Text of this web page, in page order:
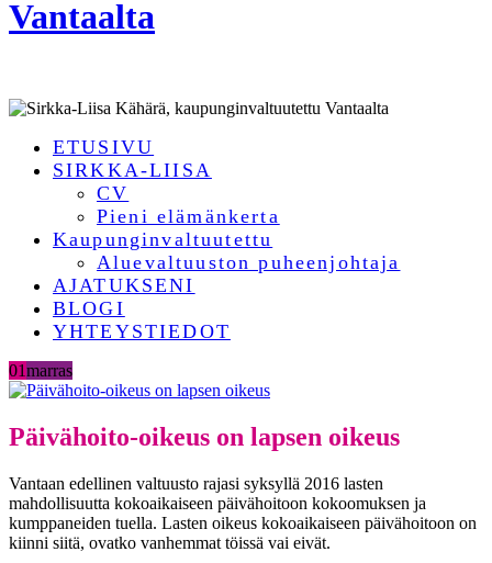
ETUSIVU
SIRKKA-LIISA
CV
Pieni elämänkerta
Kaupunginvaltuutettu
Aluevaltuuston puheenjohtaja
AJATUKSENI
BLOGI
YHTEYSTIEDOT
01marras
Päivähoito-oikeus on lapsen oikeus
Vantaan edellinen valtuusto rajasi syksyllä 2016 lasten
mahdollisuutta kokoaikaiseen päivähoitoon kokoomuksen ja
kumppaneiden tuella. Lasten oikeus kokoaikaiseen päivähoitoon on
kiinni siitä, ovatko vanhemmat töissä vai eivät.